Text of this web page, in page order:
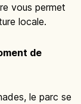
vous permet
locale.
de
le parc se